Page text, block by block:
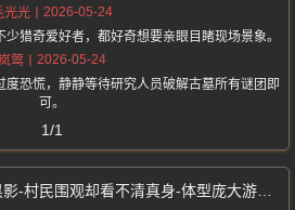
光光
2026-05-24
猎奇爱好者，都好奇想要亲眼目睹现场景象。
岚莺
2026-05-24
度恐慌，静静等待研究人员破解古墓所有谜团即
可。
1/1
村民围观却看不清真身-体型庞大游动灵活